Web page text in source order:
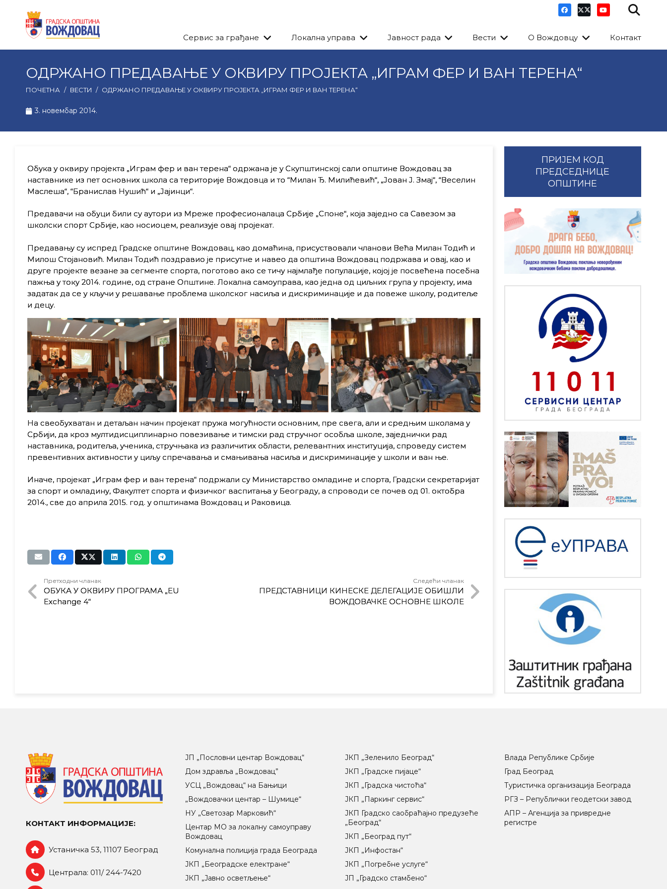
Сервис за грађане Локална управа Јавност рада Вести О Вождовцу Контакт
ОДРЖАНО ПРЕДАВАЊЕ У ОКВИРУ ПРОЈЕКТА „ИГРАМ ФЕР И ВАН ТЕРЕНА“
ПОЧЕТНА / ВЕСТИ / ОДРЖАНО ПРЕДАВАЊЕ У ОКВИРУ ПРОЈЕКТА „ИГРАМ ФЕР И ВАН ТЕРЕНА“
3. новембар 2014.
Обука у оквиру пројекта „Играм фер и ван терена“ одржана је у Скупштинској сали општине Вождовац за
наставнике из пет основних школа са територије Вождовца и то “Милан Ђ. Милићевић“, „Јован Ј. Змај“, “Веселин
Маслеша“, “Бранислав Нушић“ и „Јајинци“.
Предавачи на обуци били су аутори из Мреже професионалаца Србије „Споне“, која заједно са Савезом за
школски спорт Србије, као носиоцем, реализује овај пројекат.
Предавању су испред Градске општине Вождовац, као домаћина, присуствовали чланови Већа Милан Тодић и
Милош Стојановић. Милан Тодић поздравио је присутне и навео да општина Вождовац подржава и овај, као и
друге пројекте везане за сегменте спорта, поготово ако се тичу најмлађе популације, којој је посвећена посебна
пажња у току 2014. године, од стране Општине. Локална самоуправа, као једна од циљних група у пројекту, има
задатак да се у кључи у решавање проблема школског насиља и дискриминације и да повеже школу, родитеље
и децу.
На свеобухватан и детаљан начин пројекат пружа могућности основним, пре свега, али и средњим школама у
Србији, да кроз мултидисциплинарно повезивање и тимски рад стручног особља школе, заједнички рад
наставника, родитеља, ученика, стручњака из различитих области, релевантних институција, спроведу систем
превентивних активности у циљу спречавања и смањивања насиља и дискриминације у школи и ван ње.
Иначе, пројекат „Играм фер и ван терена“ подржали су Министарство омладине и спорта, Градски секретаријат
за спорт и омладину, Факултет спорта и физичког васпитања у Београду, а спроводи се почев од 01. октобра
2014., све до априла 2015. год. у општинама Вождовац и Раковица.
Претходни чланак
ОБУКА У ОКВИРУ ПРОГРАМА „EU
Exchange 4“
Следећи чланак
ПРЕДСТАВНИЦИ КИНЕСКЕ ДЕЛЕГАЦИЈЕ ОБИШЛИ
ВОЖДОВАЧКЕ ОСНОВНЕ ШКОЛE
ПРИЈЕМ КОД
ПРЕДСЕДНИЦЕ
ОПШТИНЕ
КОНТАКТ ИНФОРМАЦИЈЕ:
Устаничка 53, 11107 Београд
Централа: 011/ 244-7420
ЈП „Пословни центар Вождовац“
Дом здравља „Вождовац”
УСЦ „Вождовац“ на Бањици
„Вождовачки центар – Шумице“
НУ „Светозар Марковић“
Центар МO за локалну самоуправу
Вождовац
Комунална полиција града Београда
ЈКП „Београдске електране“
ЈКП „Јавно осветљење“
ЈКП „Зеленило Београд“
ЈКП „Градске пијаце“
ЈКП „Градска чистоћа“
ЈКП „Паркинг сервис“
ЈКП Градско саобраћајно предузеће
„Београд“
ЈКП „Београд пут“
ЈКП „Инфостан“
ЈКП „Погребне услуге“
ЈП „Градско стамбено“
Влада Републике Србије
Град Београд
Туристичка организација Београда
РГЗ – Републички геодетски завод
АПР – Агенција за привредне
регистре